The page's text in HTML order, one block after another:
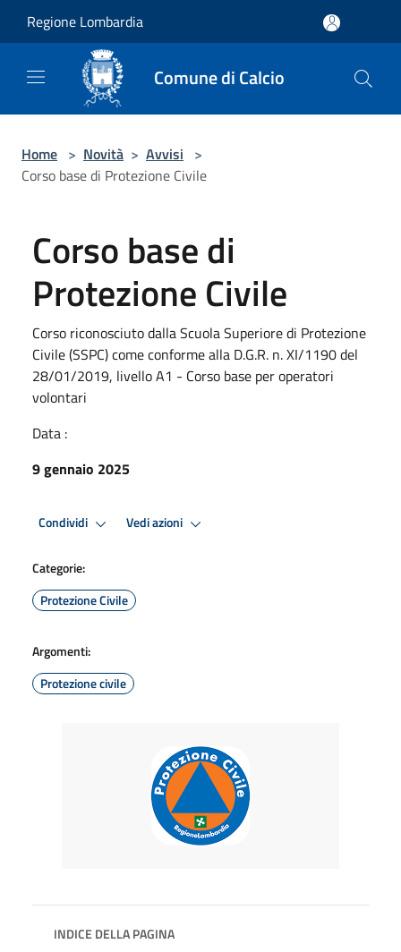
Regione Lombardia
Comune di Calcio
Home > Novità > Avvisi >
Corso base di Protezione Civile
Corso base di
Protezione Civile
Corso riconosciuto dalla Scuola Superiore di Protezione
Civile (SSPC) come conforme alla D.G.R. n. XI/1190 del
28/01/2019, livello A1 - Corso base per operatori
volontari
Data :
9 gennaio 2025
Condividi Vedi azioni
Categorie:
Protezione Civile
Argomenti:
Protezione civile
INDICE DELLA PAGINA